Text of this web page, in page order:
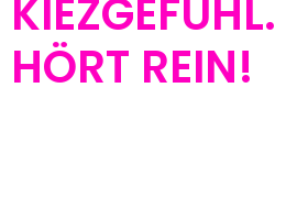
KIEZGEFÜHL.
HÖRT REIN!